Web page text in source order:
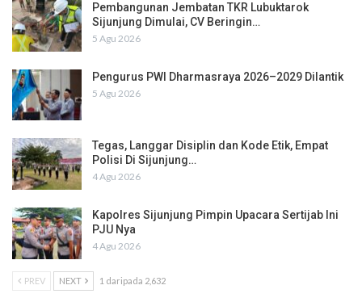
Pembangunan Jembatan TKR Lubuktarok
Sijunjung Dimulai, CV Beringin…
5 Agu 2026
Pengurus PWI Dharmasraya 2026–2029 Dilantik
5 Agu 2026
Tegas, Langgar Disiplin dan Kode Etik, Empat
Polisi Di Sijunjung…
4 Agu 2026
Kapolres Sijunjung Pimpin Upacara Sertijab Ini
PJU Nya
4 Agu 2026
PREV NEXT 1 daripada 2,632